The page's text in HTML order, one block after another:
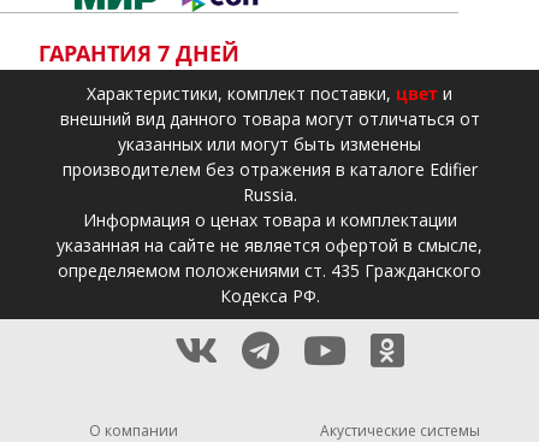
ГАРАНТИЯ 7 ДНЕЙ
Xарактеристики, комплект поставки, цвет и
внешний вид данного товара могут отличаться от
указанных или могут быть изменены
производителем без отражения в каталоге Edifier
Russia.
Информация о ценах товара и комплектации
указанная на сайте не является офертой в смысле,
определяемом положениями ст. 435 Гражданского
Кодекса РФ.
О компании
Акустические системы